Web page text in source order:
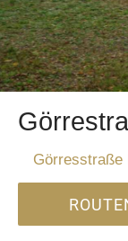
Görresstraße